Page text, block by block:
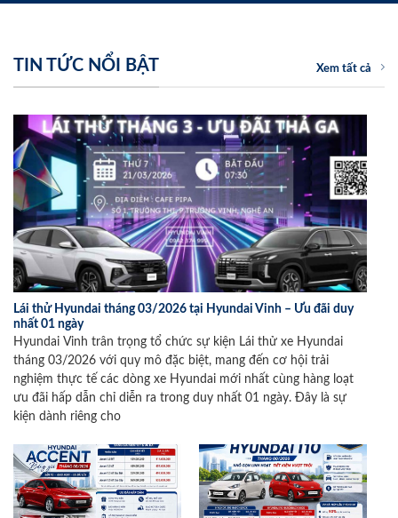
TIN TỨC NỔI BẬT Xem tất cả
Lái thử Hyundai tháng 03/2026 tại Hyundai Vinh – Ưu đãi duy
nhất 01 ngày
Hyundai Vinh trân trọng tổ chức sự kiện Lái thử xe Hyundai
tháng 03/2026 với quy mô đặc biệt, mang đến cơ hội trải
nghiệm thực tế các dòng xe Hyundai mới nhất cùng hàng loạt
ưu đãi hấp dẫn chỉ diễn ra trong duy nhất 01 ngày. Đây là sự
kiện dành riêng cho